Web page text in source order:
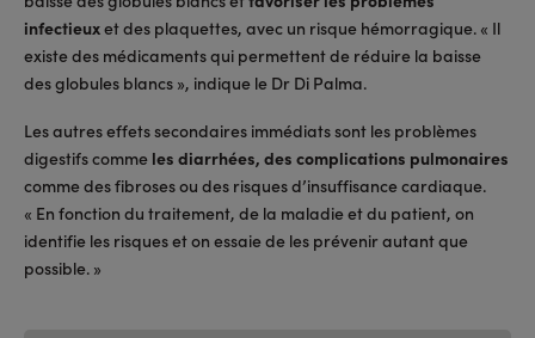
infectieuxet des plaquettes, avec un risque hémorragique. « Il
existe des médicaments qui permettent de réduire la baisse
des globules blancs », indique le Dr Di Palma.
Les autres effets secondaires immédiats sont les problèmes
digestifs comme les diarrhées, des complications pulmonaires
comme des fibroses ou des risques d’insuffisance cardiaque.
« En fonction du traitement, de la maladie et du patient, on
identifie les risques et on essaie de les prévenir autant que
possible. »